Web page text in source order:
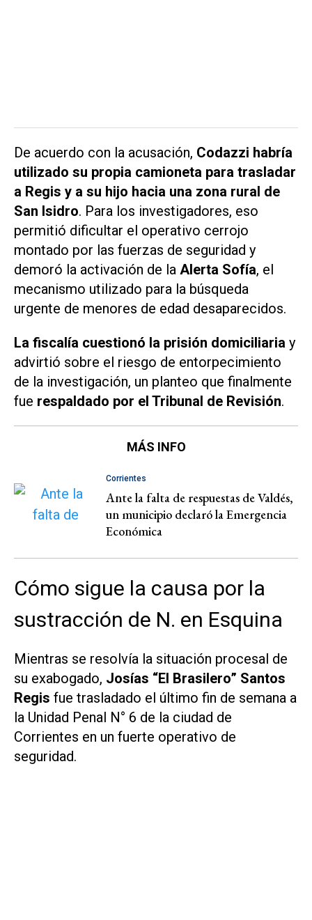
De acuerdo con la acusación, Codazzi habría
utilizado su propia camioneta para trasladar
a Regis y a su hijo hacia una zona rural de
San Isidro. Para los investigadores, eso
permitió dificultar el operativo cerrojo
montado por las fuerzas de seguridad y
demoró la activación de la Alerta Sofía, el
mecanismo utilizado para la búsqueda
urgente de menores de edad desaparecidos.
La fiscalía cuestionó la prisión domiciliaria y
advirtió sobre el riesgo de entorpecimiento
de la investigación, un planteo que finalmente
fue respaldado por el Tribunal de Revisión.
MÁS INFO
Corrientes
Ante la falta de respuestas de Valdés,
un municipio declaró la Emergencia
Económica
Cómo sigue la causa por la
sustracción de N. en Esquina
Mientras se resolvía la situación procesal de
su exabogado, Josías “El Brasilero” Santos
Regis fue trasladado el último fin de semana a
la Unidad Penal N° 6 de la ciudad de
Corrientes en un fuerte operativo de
seguridad.